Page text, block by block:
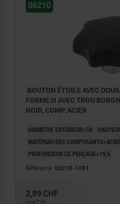
06210
BOUTON ÉTOILE AVEC
FORME:H AVEC TROU
NOIR, COMP:ACIER
DIAMÈTRE EXTÉRIEUR=50
MATÉRIAU DES
PROFONDEUR DE PERÇAGE=19,5
Référence: 06210-1081
2,89 CHF
hors TVA